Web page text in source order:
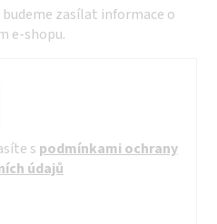
zasílat informace o
e-shopu.
s podmínkami ochrany
údajů